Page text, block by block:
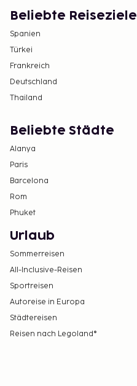
Beliebte Reiseziele
Spanien
Türkei
Frankreich
Deutschland
Thailand
Beliebte Städte
Alanya
Paris
Barcelona
Rom
Phuket
Urlaub
Sommerreisen
All-Inclusive-Reisen
Sportreisen
Autoreise in Europa
Städtereisen
Reisen nach Legoland®